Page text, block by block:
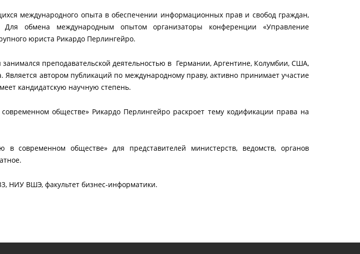
международного опыта в обеспечении информационных прав и свобод граждан,
обмена международным опытом организаторы конференции «Управление
юриста Рикардо Перлингейро.
преподавательской деятельностью в Германии, Аргентине, Колумбии, США,
автором публикаций по международному праву, активно принимает участие
кандидатскую научную степень.
обществе» Рикардо Перлингейро раскроет тему кодификации права на
современном обществе» для представителей министерств, ведомств, органов
НИУ ВШЭ, факультет бизнес-информатики.